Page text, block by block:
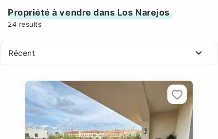
Propriété à vendre dans Los Narejos
24 results
Récent